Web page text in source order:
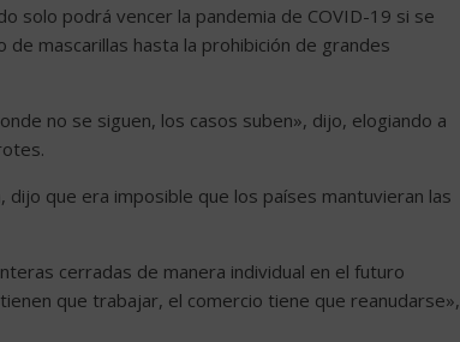
solo podrá vencer la pandemia de COVID-19 si se
mascarillas hasta la prohibición de grandes
no se siguen, los casos suben», dijo, elogiando a
que era imposible que los países mantuvieran las
cerradas de manera individual en el futuro
que trabajar, el comercio tiene que reanudarse»,